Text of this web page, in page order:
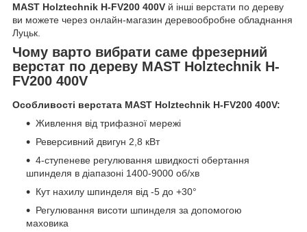
MAST Holztechnik H-FV200 400V й інші верстати по дереву
ви можете через онлайн-магазин деревообробне обладнання
Луцьк.
Чому варто вибрати саме фрезерний
верстат по дереву MAST Holztechnik H-
FV200 400V
Особливості верстата MAST Holztechnik H-FV200 400V:
Живлення від трифазної мережі
Реверсивний двигун 2,8 кВт
4-ступеневе регулювання швидкості обертання
шпинделя в діапазоні 1400-9000 об/хв
Кут нахилу шпинделя від -5 до +30°
Регулювання висоти шпинделя за допомогою
маховика